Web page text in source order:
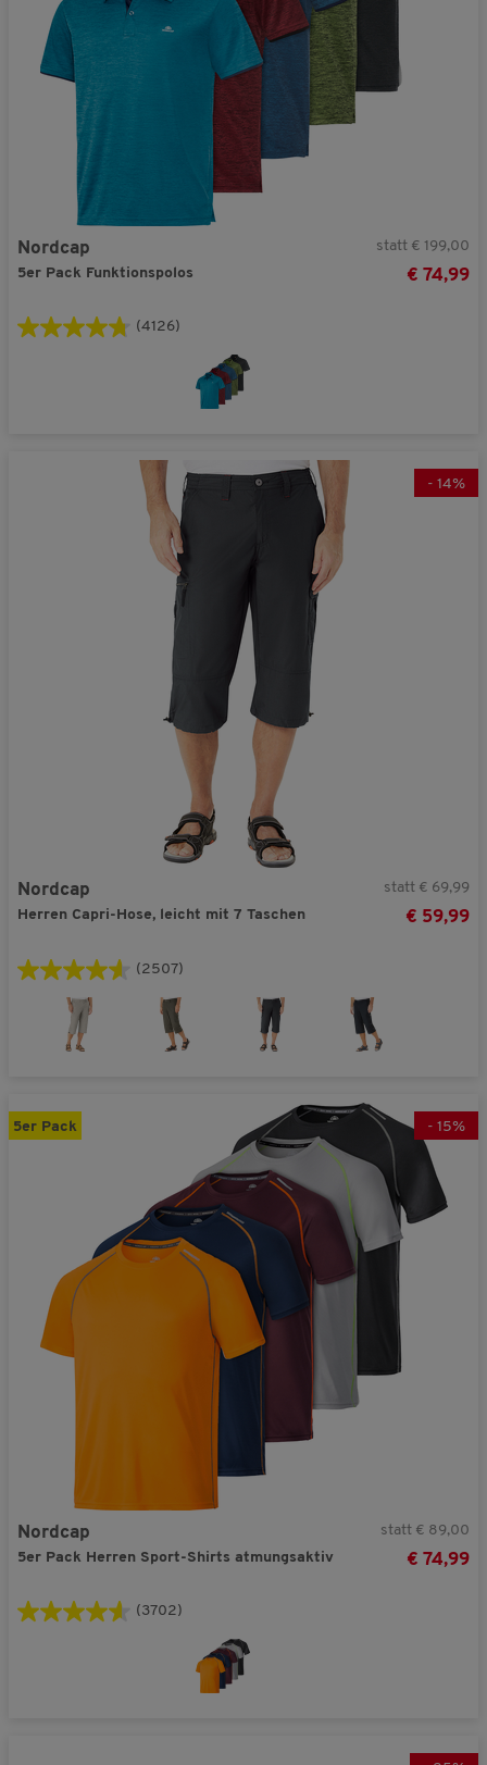
Nordcap
5er Pack Funktionspolos
statt € 199,00
€ 74,99
(4126)
- 14%
Nordcap
Herren Capri-Hose, leicht mit 7 Taschen
statt € 69,99
€ 59,99
(2507)
5er Pack - 15%
Nordcap
5er Pack Herren Sport-Shirts atmungsaktiv
statt € 89,00
€ 74,99
(3702)